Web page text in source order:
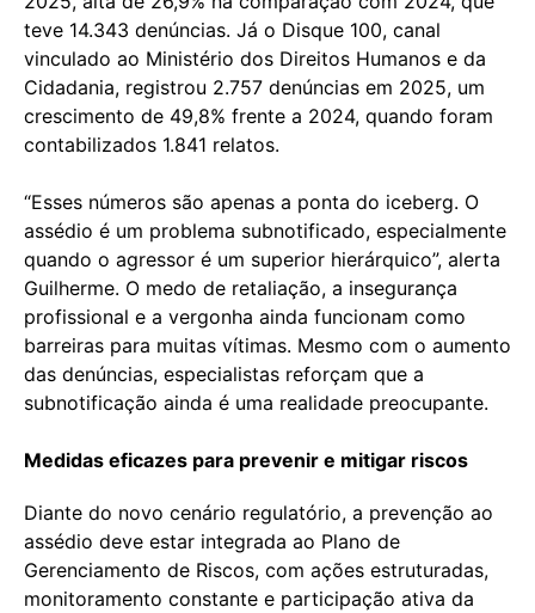
teve 14.343 denúncias. Já o Disque 100, canal
vinculado ao Ministério dos Direitos Humanos e da
Cidadania, registrou 2.757 denúncias em 2025, um
crescimento de 49,8% frente a 2024, quando foram
contabilizados 1.841 relatos.
“Esses números são apenas a ponta do iceberg. O
assédio é um problema subnotificado, especialmente
quando o agressor é um superior hierárquico”, alerta
Guilherme. O medo de retaliação, a insegurança
profissional e a vergonha ainda funcionam como
barreiras para muitas vítimas. Mesmo com o aumento
das denúncias, especialistas reforçam que a
subnotificação ainda é uma realidade preocupante.
Medidas eficazes para prevenir e mitigar riscos
Diante do novo cenário regulatório, a prevenção ao
assédio deve estar integrada ao Plano de
Gerenciamento de Riscos, com ações estruturadas,
monitoramento constante e participação ativa da